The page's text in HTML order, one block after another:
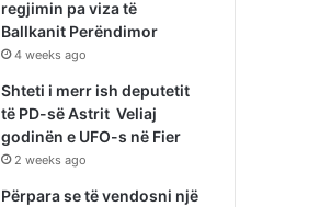
regjimin pa viza të
Ballkanit Perëndimor
4 weeks ago
Shteti i merr ish deputetit
të PD-së Astrit Veliaj
godinën e UFO-s në Fier
2 weeks ago
Përpara se të vendosni një